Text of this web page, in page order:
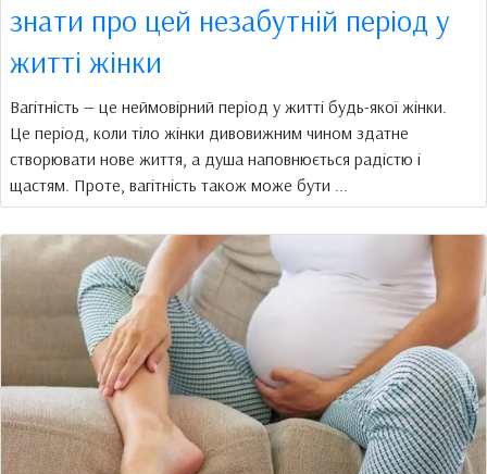
знати про цей незабутній період у
житті жінки
Вагітність — це неймовірний період у житті будь-якої жінки.
Це період, коли тіло жінки дивовижним чином здатне
створювати нове життя, а душа наповнюється радістю і
щастям. Проте, вагітність також може бути ...